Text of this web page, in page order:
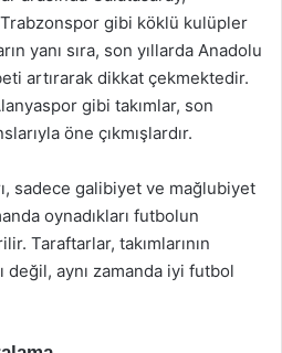
gibi köklü kulüpler
yanı sıra, son yıllarda Anadolu
artırarak dikkat çekmektedir.
gibi takımlar, son
öne çıkmışlardır.
sadece galibiyet ve mağlubiyet
oynadıkları futbolun
Taraftarlar, takımlarının
değil, aynı zamanda iyi futbol